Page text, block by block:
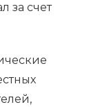
за счет